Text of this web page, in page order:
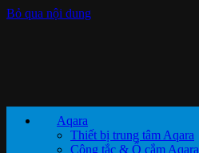
Bỏ qua nội dung
Aqara
Thiết bị trung tâm Aqara
Công tắc & Ổ cắm Aqara